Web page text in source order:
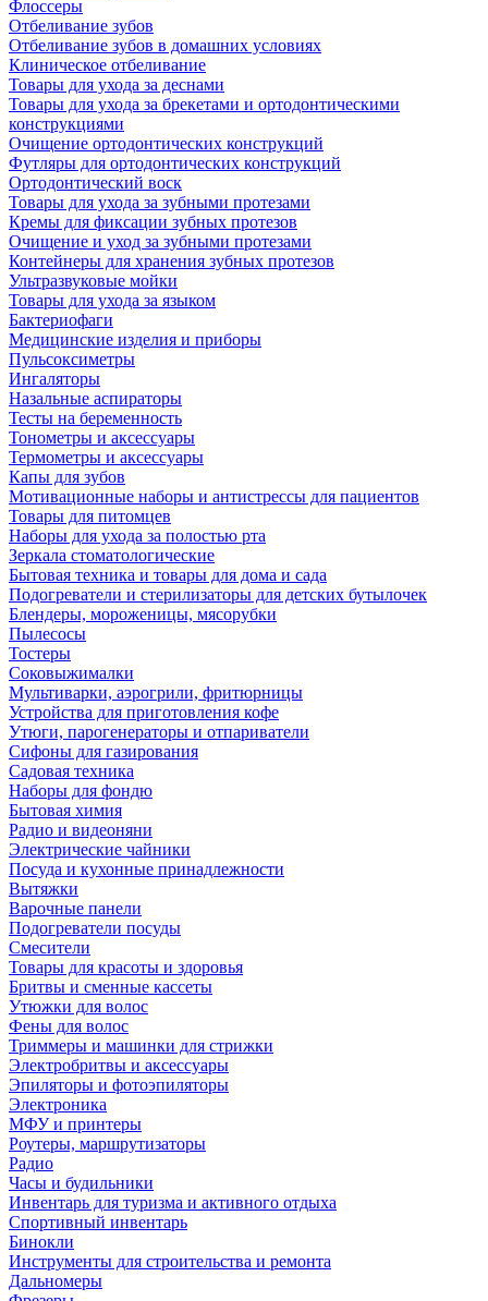
Флоссеры
Отбеливание зубов
Отбеливание зубов в домашних условиях
Клиническое отбеливание
Товары для ухода за деснами
Товары для ухода за брекетами и ортодонтическими
конструкциями
Очищение ортодонтических конструкций
Футляры для ортодонтических конструкций
Ортодонтический воск
Товары для ухода за зубными протезами
Кремы для фиксации зубных протезов
Очищение и уход за зубными протезами
Контейнеры для хранения зубных протезов
Ультразвуковые мойки
Товары для ухода за языком
Бактериофаги
Медицинские изделия и приборы
Пульсоксиметры
Ингаляторы
Назальные аспираторы
Тесты на беременность
Тонометры и аксессуары
Термометры и аксессуары
Капы для зубов
Мотивационные наборы и антистрессы для пациентов
Товары для питомцев
Наборы для ухода за полостью рта
Зеркала стоматологические
Бытовая техника и товары для дома и сада
Подогреватели и стерилизаторы для детских бутылочек
Блендеры, мороженицы, мясорубки
Пылесосы
Тостеры
Соковыжималки
Мультиварки, аэрогрили, фритюрницы
Устройства для приготовления кофе
Утюги, парогенераторы и отпариватели
Сифоны для газирования
Садовая техника
Наборы для фондю
Бытовая химия
Радио и видеоняни
Электрические чайники
Посуда и кухонные принадлежности
Вытяжки
Варочные панели
Подогреватели посуды
Смесители
Товары для красоты и здоровья
Бритвы и сменные кассеты
Утюжки для волос
Фены для волос
Триммеры и машинки для стрижки
Электробритвы и аксессуары
Эпиляторы и фотоэпиляторы
Электроника
МФУ и принтеры
Роутеры, маршрутизаторы
Радио
Часы и будильники
Инвентарь для туризма и активного отдыха
Спортивный инвентарь
Бинокли
Инструменты для строительства и ремонта
Дальномеры